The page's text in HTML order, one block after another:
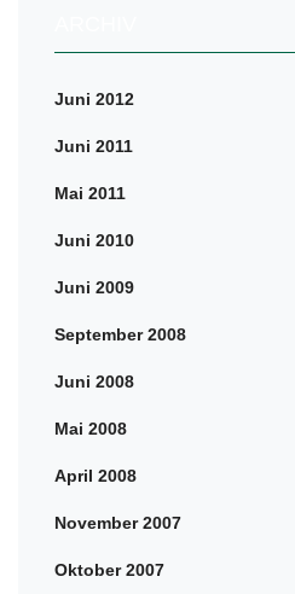
Juni 2012
Juni 2011
Mai 2011
Juni 2010
Juni 2009
September 2008
Juni 2008
Mai 2008
April 2008
November 2007
Oktober 2007